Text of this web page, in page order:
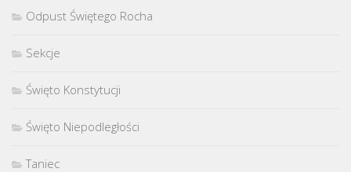
Odpust Świętego Rocha
Sekcje
Święto Konstytucji
Święto Niepodległości
Taniec